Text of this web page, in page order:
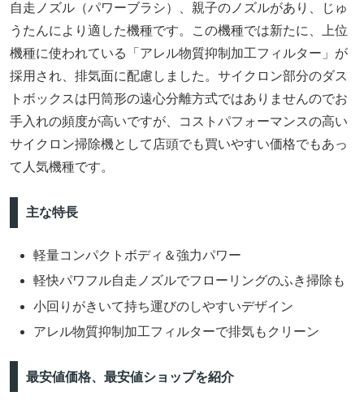
自走ノズル（パワーブラシ）、親子のノズルがあり、じゅ
うたんにより適した機種です。この機種では新たに、上位
機種に使われている「アレル物質抑制加工フィルター」が
採用され、排気面に配慮しました。サイクロン部分のダス
トボックスは円筒形の遠心分離方式ではありませんのでお
手入れの頻度が高いですが、コストパフォーマンスの高い
サイクロン掃除機として店頭でも買いやすい価格でもあっ
て人気機種です。
主な特長
軽量コンパクトボディ＆強力パワー
軽快パワフル自走ノズルでフローリングのふき掃除も
小回りがきいて持ち運びのしやすいデザイン
アレル物質抑制加工フィルターで排気もクリーン
最安値価格、最安値ショップを紹介